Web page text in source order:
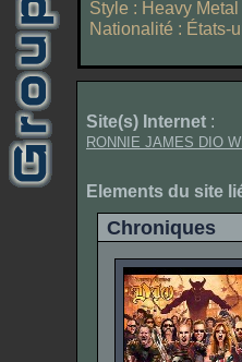
Style : Heavy Metal
Nationalité : États-
Site(s) Internet :
RONNIE JAMES DIO
Elements du site
Chroniques